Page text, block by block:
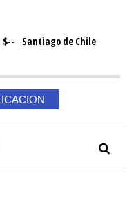
$--
Santiago de Chile